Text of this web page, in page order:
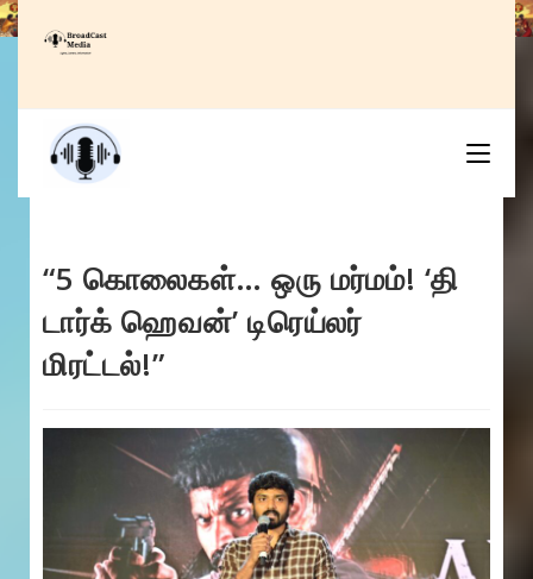
Skip
to
“5 கொலைகள்… ஒரு மர்மம்! ‘தி
டார்க் ஹெவன்’ டிரெய்லர்
மிரட்டல்!”